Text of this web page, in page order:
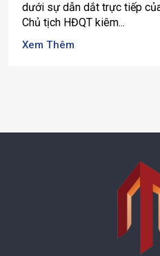
dưới sự dẫn dắt trực tiếp
Chủ tịch HĐQT kiêm...
Xem Thêm